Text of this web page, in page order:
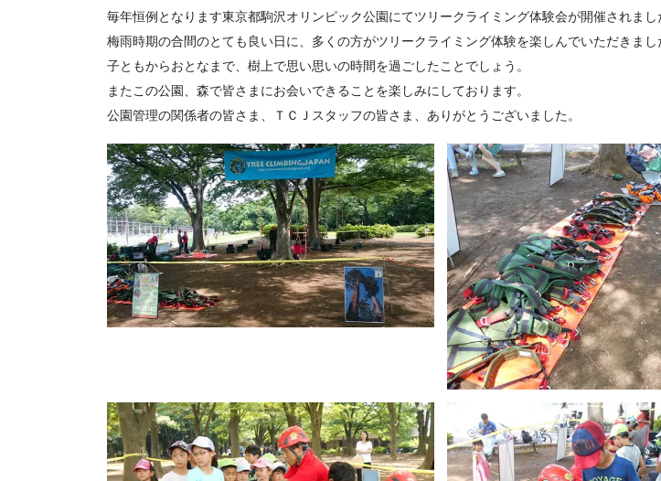
毎年恒例となります東京都駒沢オリンピック公園にてツリークライミング体験会が開催されまし
梅雨時期の合間のとても良い日に、多くの方がツリークライミング体験を楽しんでいただきまし
子ともからおとなまで、樹上で思い思いの時間を過ごしたことでしょう。
またこの公園、森で皆さまにお会いできることを楽しみにしております。
公園管理の関係者の皆さま、ＴＣＪスタッフの皆さま、ありがとうございました。